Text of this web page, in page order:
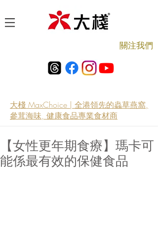
​關注我們
大棧 MaxChoice | 全港領先的蟲草燕窩,
參茸海味, 健康食品專業食材商
【女性更年期食療】瑪卡可
能係最有效的保健食品